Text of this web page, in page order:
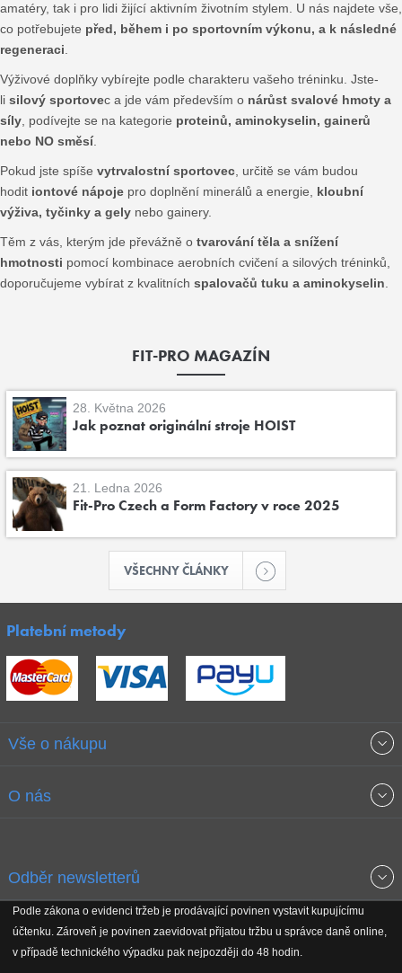
amatéry, tak i pro lidi žijící aktivním životním stylem. U nás najdete vše,
co potřebujete před, během i po sportovním výkonu, a k následné
regeneraci.
Výživové doplňky vybírejte podle charakteru vašeho tréninku. Jste-
li silový sportovec a jde vám především o nárůst svalové hmoty a
síly, podívejte se na kategorie proteinů, aminokyselin, gainerů
nebo NO směsí.
Pokud jste spíše vytrvalostní sportovec, určitě se vám budou
hodit iontové nápoje pro doplnění minerálů a energie, kloubní
výživa, tyčinky a gely nebo gainery.
Těm z vás, kterým jde převážně o tvarování těla a snížení
hmotnosti pomocí kombinace aerobních cvičení a silových tréninků,
doporučujeme vybírat z kvalitních spalovačů tuku a aminokyselin.
FIT-PRO MAGAZÍN
28. Května 2026
Jak poznat originální stroje HOIST
21. Ledna 2026
Fit-Pro Czech a Form Factory v roce 2025
VŠECHNY ČLÁNKY
Platební metody
Vše o nákupu
Obchodní podmínky
Reklamační řád
O nás
Koho podporujeme
Odběr newsletterů
Podle zákona o evidenci tržeb je prodávající povinen vystavit kupujícímu
účtenku. Zároveň je povinen zaevidovat přijatou tržbu u správce daně online,
v případě technického výpadku pak nejpozději do 48 hodin.